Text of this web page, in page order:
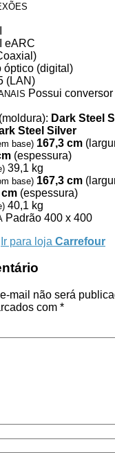
eARC
óptico (digital)
(LAN)
Possui
Dark Steel
Steel Silver
base) 167,3 cm
(espessura)
39,1 kg
base) 167,3 cm
cm (espessura)
40,1 kg
Padrão 400 x 400
Ir para loja Carrefour
mail não será
com *